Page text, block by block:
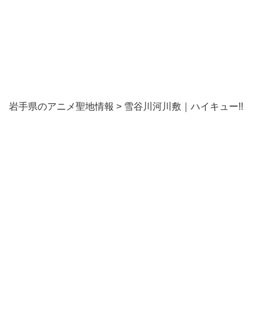
岩手県のアニメ聖地情報 > 雪谷川河川敷｜ハイキュー!!